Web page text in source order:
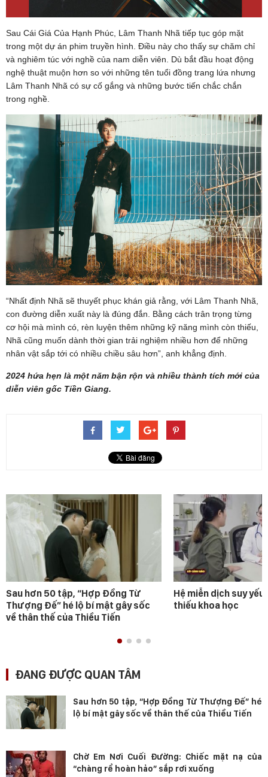
Sau Cái Giá Của Hạnh Phúc, Lâm Thanh Nhã tiếp tục góp mặt
trong một dự án phim truyền hình. Điều này cho thấy sự chăm chỉ
và nghiêm túc với nghề của nam diễn viên. Dù bắt đầu hoạt động
nghệ thuật muộn hơn so với những tên tuổi đồng trang lứa nhưng
Lâm Thanh Nhã có sự cố gắng và những bước tiến chắc chắn
trong nghề.
“Nhất định Nhã sẽ thuyết phục khán giả rằng, với Lâm Thanh Nhã,
con đường diễn xuất này là đúng đắn. Bằng cách trân trọng từng
cơ hội mà mình có, rèn luyện thêm những kỹ năng mình còn thiếu,
Nhã cũng muốn dành thời gian trải nghiệm nhiều hơn để những
nhân vật sắp tới có nhiều chiều sâu hơn”, anh khẳng định.
2024 hứa hẹn là một năm bận rộn và nhiều thành tích mới của
diễn viên gốc Tiền Giang.
Sau hơn 50 tập, “Hợp Đồng Từ
Thượng Đế” hé lộ bí mật gây sốc
về thân thế của Thiều Tiến
Hệ miễn dịch suy
thiếu khoa học
ĐANG ĐƯỢC QUAN TÂM
Sau hơn 50 tập, “Hợp Đồng Từ Thượng Đế” hé
lộ bí mật gây sốc về thân thế của Thiều Tiến
Chờ Em Nơi Cuối Đường: Chiếc mặt nạ của
“chàng rể hoàn hảo” sắp rơi xuống